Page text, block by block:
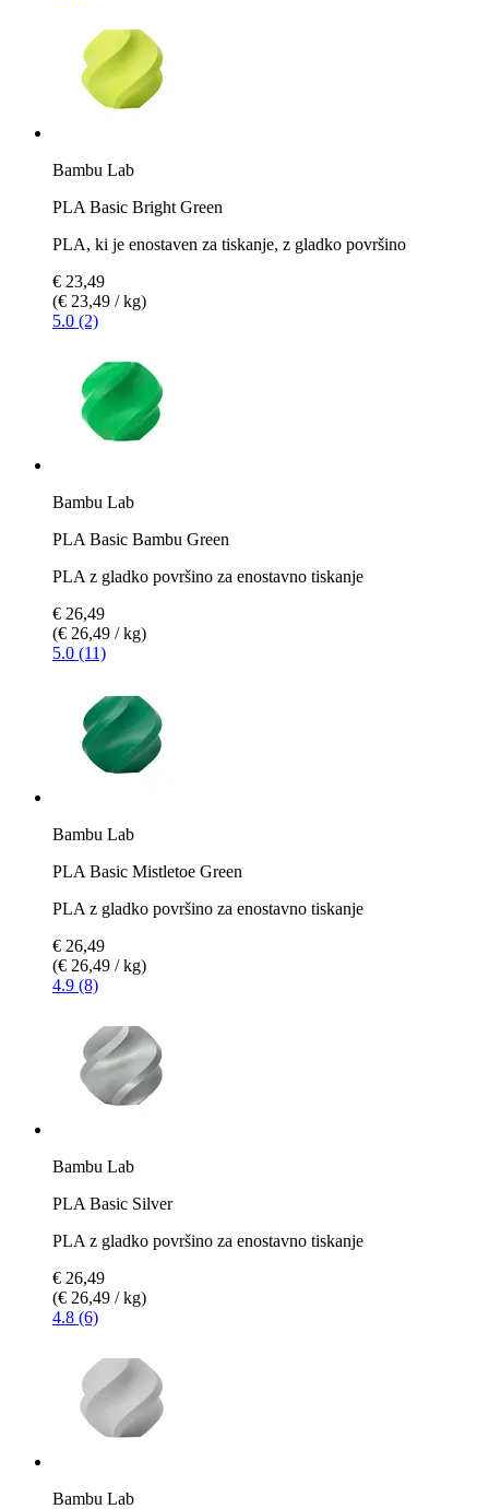
Bambu Lab
PLA Basic Bright Green
PLA, ki je enostaven za tiskanje, z gladko površino
€ 23,49
(€ 23,49 / kg)
5.0 (2)
Bambu Lab
PLA Basic Bambu Green
PLA z gladko površino za enostavno tiskanje
€ 26,49
(€ 26,49 / kg)
5.0 (11)
Bambu Lab
PLA Basic Mistletoe Green
PLA z gladko površino za enostavno tiskanje
€ 26,49
(€ 26,49 / kg)
4.9 (8)
Bambu Lab
PLA Basic Silver
PLA z gladko površino za enostavno tiskanje
€ 26,49
(€ 26,49 / kg)
4.8 (6)
Bambu Lab